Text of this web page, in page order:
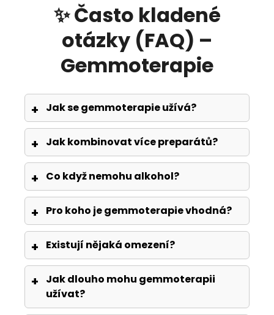
✨ Často kladené
otázky (FAQ) –
Gemmoterapie
Jak se gemmoterapie užívá?
Jak kombinovat více preparátů?
Co když nemohu alkohol?
Pro koho je gemmoterapie vhodná?
Existují nějaká omezení?
Jak dlouho mohu gemmoterapii
užívat?